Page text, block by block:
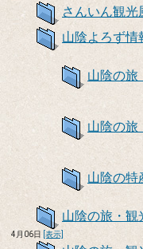
さんいん観光
山陰よろず情
山陰の
山陰の
山陰の特
山陰の旅・
4月06日
[表示]